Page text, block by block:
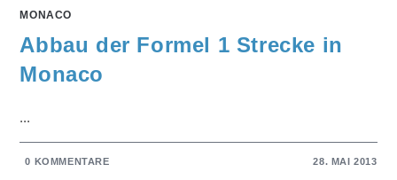
MONACO
Abbau der Formel 1 Strecke in
Monaco
...
0 KOMMENTARE 28. MAI 2013